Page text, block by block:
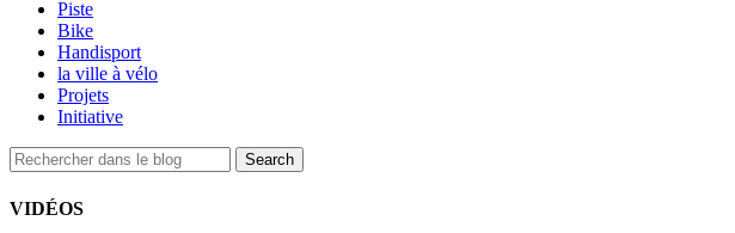
Piste
Bike
Handisport
la ville à vélo
Projets
Initiative
VIDÉOS